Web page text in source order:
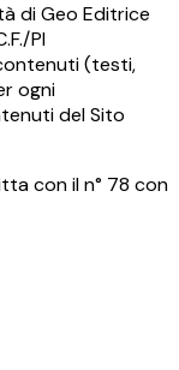
di Geo Editrice
PI
(testi,
ogni
del Sito
con il n° 78 con